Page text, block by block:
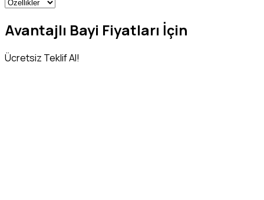
Avantajlı Bayi Fiyatları İçin
Ücretsiz Teklif Al!